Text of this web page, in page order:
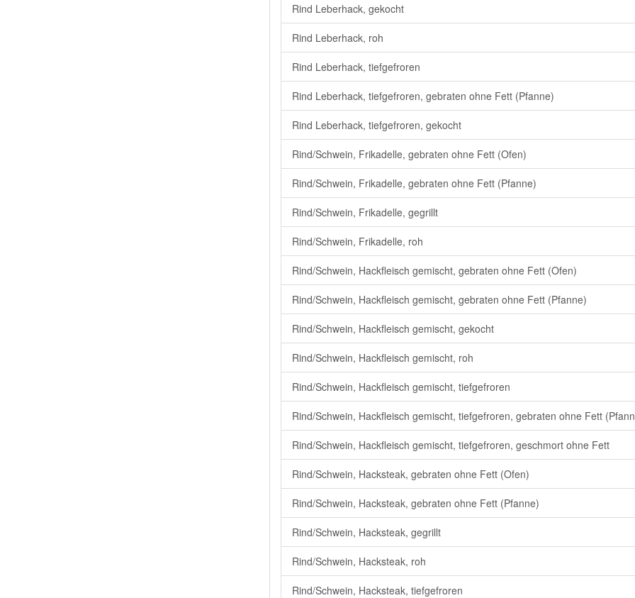
Rind Leberhack, gekocht
Rind Leberhack, roh
Rind Leberhack, tiefgefroren
Rind Leberhack, tiefgefroren, gebraten ohne Fett (Pfanne)
Rind Leberhack, tiefgefroren, gekocht
Rind/Schwein, Frikadelle, gebraten ohne Fett (Ofen)
Rind/Schwein, Frikadelle, gebraten ohne Fett (Pfanne)
Rind/Schwein, Frikadelle, gegrillt
Rind/Schwein, Frikadelle, roh
Rind/Schwein, Hackfleisch gemischt, gebraten ohne Fett (Ofen)
Rind/Schwein, Hackfleisch gemischt, gebraten ohne Fett (Pfanne)
Rind/Schwein, Hackfleisch gemischt, gekocht
Rind/Schwein, Hackfleisch gemischt, roh
Rind/Schwein, Hackfleisch gemischt, tiefgefroren
Rind/Schwein, Hackfleisch gemischt, tiefgefroren, gebraten ohne Fett
Rind/Schwein, Hackfleisch gemischt, tiefgefroren, geschmort ohne Fett
Rind/Schwein, Hacksteak, gebraten ohne Fett (Ofen)
Rind/Schwein, Hacksteak, gebraten ohne Fett (Pfanne)
Rind/Schwein, Hacksteak, gegrillt
Rind/Schwein, Hacksteak, roh
Rind/Schwein, Hacksteak, tiefgefroren